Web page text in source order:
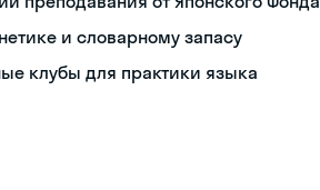
и словарному запасу
клубы для практики языка